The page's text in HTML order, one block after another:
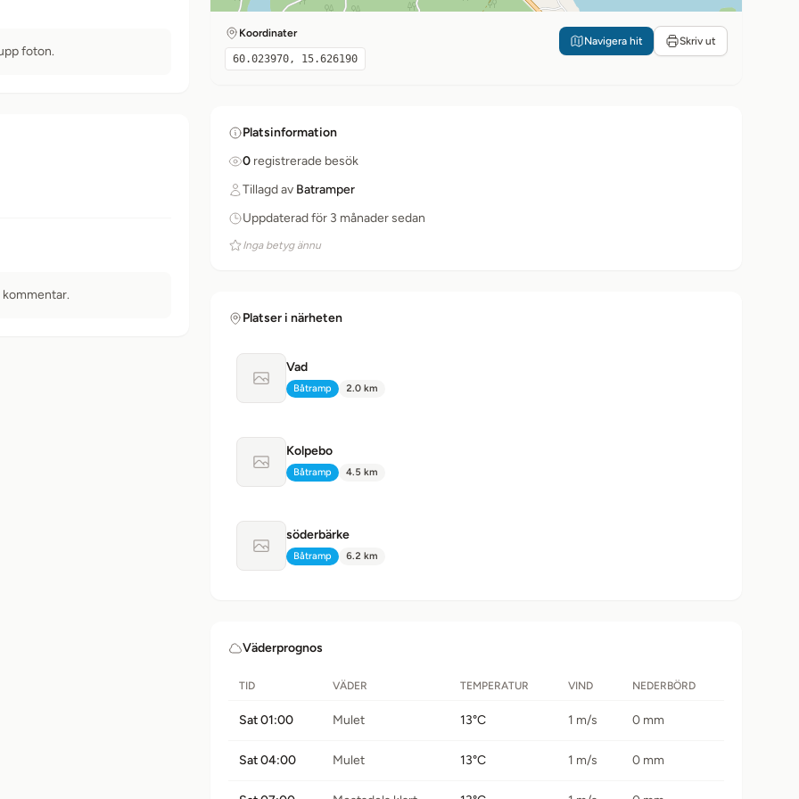
foton.
Koordinater
60.023970, 15.626190
Navigera hit Skriv ut
Platsinformation
0 registrerade besök
Tillagd av Batramper
Uppdaterad för 3 månader sedan
Inga betyg ännu
Platser i närheten
Ingen bild tillgänglig
Vad
Typ:
Båtramp Avstånd:
2.0 km
Ingen bild tillgänglig
Kolpebo
Typ:
Båtramp Avstånd:
4.5 km
Ingen bild tillgänglig
söderbärke
Typ:
Båtramp Avstånd:
6.2 km
Väderprognos
TID VÄDER TEMPERATUR VIND NEDERBÖRD
Sat 01:00 Mulet 13°C 1 m/s 0 mm
Sat 04:00 Mulet 13°C 1 m/s 0 mm